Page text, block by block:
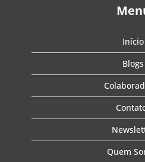
Início
Blogs
Quem